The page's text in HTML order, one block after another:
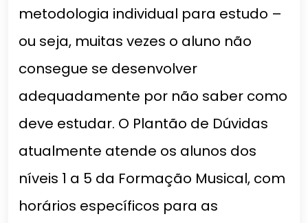
metodologia individual para estudo –
ou seja, muitas vezes o aluno não
consegue se desenvolver
adequadamente por não saber como
deve estudar. O Plantão de Dúvidas
atualmente atende os alunos dos
níveis 1 a 5 da Formação Musical, com
horários específicos para as